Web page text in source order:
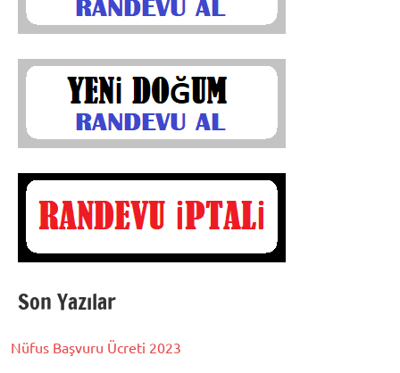
Son Yazılar
Nüfus Başvuru Ücreti 2023